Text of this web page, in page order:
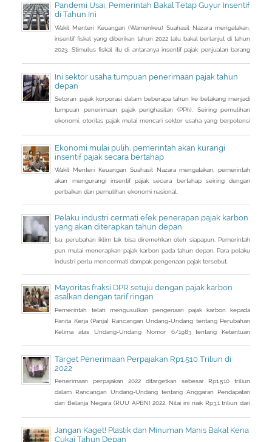
112/PMK.03/2022. Dalam PMK yang menjadi aturan turunan Peraturan
Pandemi Usai, Pemerintah Bakal Tetap Guyur Insentif
di Tahun Ini
Wakil Menteri Keuangan (Wamenkeu) Suahasil Nazara mengatakan,
insentif fiskal yang diberikan tahun 2022 lalu bakal berlanjut di tahun
2023. Stimulus fiskal itu di antaranya insentif pajak penjualan barang
(PPN DTP) untuk sektor properti.
Ini sektor usaha tumpuan penerimaan pajak tahun
depan
Setoran pajak korporasi dalam beberapa tahun ke belakang menjadi
tumpuan penerimaan pajak penghasilan (PPh). Seiring pemulihan
ekonomi, otoritas pajak mulai mencari sektor usaha yang berpotensi
Ekonomi mulai pulih, pemerintah akan kurangi
insentif pajak secara bertahap
Wakil Menteri Keuangan Suahasil Nazara mengatakan, pemerintah
akan mengurangi insentif pajak secara bertahap seiring dengan
perbaikan dan pemulihan ekonomi nasional.
Pelaku industri cermati efek penerapan pajak karbon
yang akan diterapkan tahun depan
Isu perubahan iklim tak bisa diremehkan oleh siapapun. Pemerintah
pun mulai menerapkan pajak karbon pada tahun depan. Para pelaku
industri perlu mencermati dampak pengenaan pajak tersebut.
Mayoritas fraksi DPR setuju dengan pajak karbon
asalkan dengan tarif ringan
Pemerintah telah mengusulkan pengenaan pajak karbon kepada
Panita Kerja (Panja) Rancangan Undang-Undang tentang Perubahan
Kelima atas Undang-Undang Nomor 6/1983 tentang Ketentuan
Target Penerimaan Perpajakan Rp1.510 Triliun di
2022
Penerimaan perpajakan 2022 ditargetkan sebesar Rp1.510 triliun
dalam Rancangan Undang-Undang tentang Anggaran Pendapatan
dan Belanja Negara (RUU APBN) 2022. Nilai ini naik Rp3,1 triliun dari
pada 16 Agustus 2021.
Jangan Kaget! Plastik dan Minuman Manis Bakal Kena
Cukai Tahun Depan